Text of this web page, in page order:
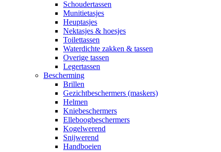
Schoudertassen
Munitietasjes
Heuptasjes
Nektasjes & hoesjes
Toilettassen
Waterdichte zakken & tassen
Overige tassen
Legertassen
Bescherming
Brillen
Gezichtbeschermers (maskers)
Helmen
Kniebeschermers
Elleboogbeschermers
Kogelwerend
Snijwerend
Handboeien